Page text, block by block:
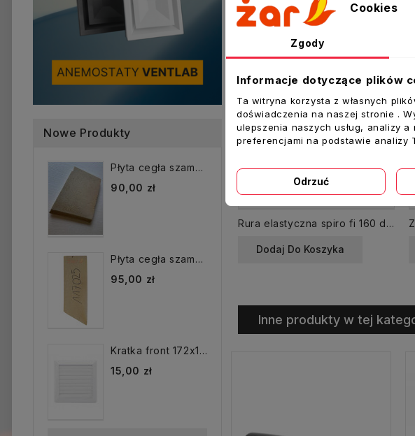
Nowe Produkty
Płyta cegła szamotowa...
90,00 zł
Płyta cegła szamotowa...
95,00 zł
Kratka front 172x172 mm...
15,00 zł
Rura elastyczna spiro fi 160 dł. 3 m aluminiowa
Dodaj Do Koszyka
Inne produkty w tej
Cookies
Zgody
Informacje dotyczące plików
Ta witryna korzysta z własnych
doświadczenia na naszej stronie .
ulepszenia naszych usług, analizy
preferencjami na podstawie analizy
Odrzuć